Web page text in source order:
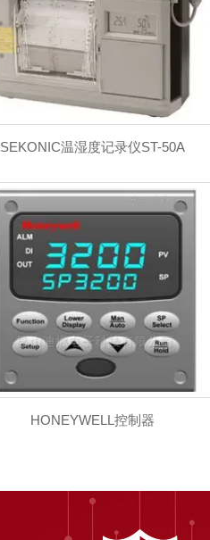
SEKONIC温湿度记录仪ST-50A
HONEYWELL控制器